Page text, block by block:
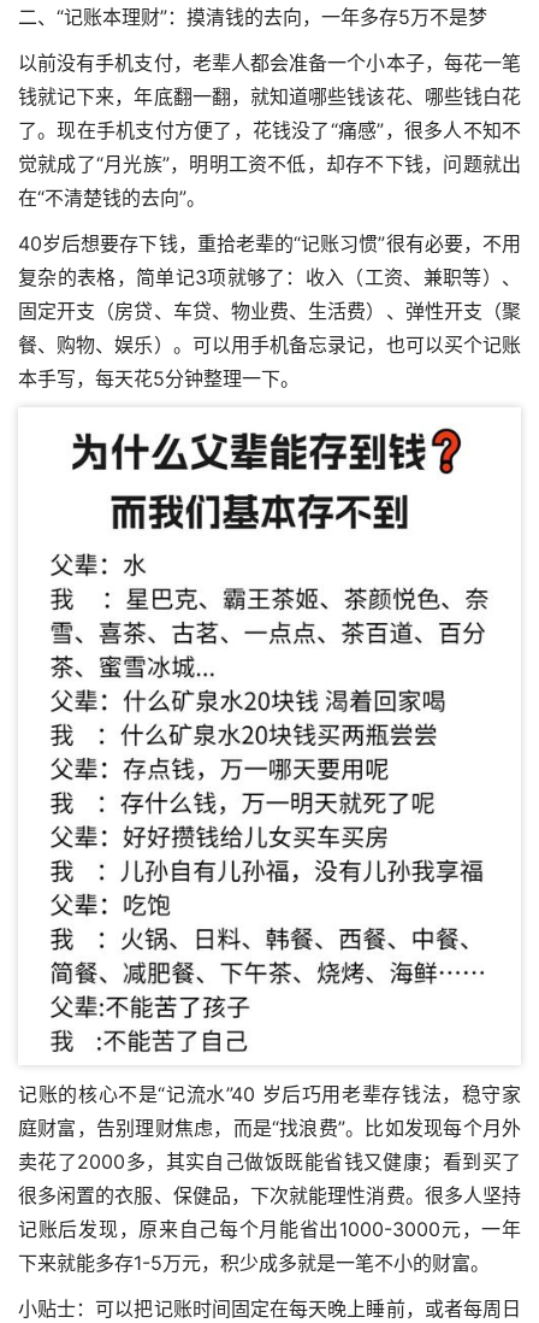
二、“记账本理财”：摸清钱的去向，一年多存5万不是梦
以前没有手机支付，老辈人都会准备一个小本子，每花一笔
钱就记下来，年底翻一翻，就知道哪些钱该花、哪些钱白花
了。现在手机支付方便了，花钱没了“痛感”，很多人不知不
觉就成了“月光族”，明明工资不低，却存不下钱，问题就出
在“不清楚钱的去向”。
40岁后想要存下钱，重拾老辈的“记账习惯”很有必要，不用
复杂的表格，简单记3项就够了：收入（工资、兼职等）、
固定开支（房贷、车贷、物业费、生活费）、弹性开支（聚
餐、购物、娱乐）。可以用手机备忘录记，也可以买个记账
本手写，每天花5分钟整理一下。
记账的核心不是“记流水”40 岁后巧用老辈存钱法，稳守家
庭财富，告别理财焦虑，而是“找浪费”。比如发现每个月外
卖花了2000多，其实自己做饭既能省钱又健康；看到买了
很多闲置的衣服、保健品，下次就能理性消费。很多人坚持
记账后发现，原来自己每个月能省出1000-3000元，一年
下来就能多存1-5万元，积少成多就是一笔不小的财富。
小贴士：可以把记账时间固定在每天晚上睡前，或者每周日